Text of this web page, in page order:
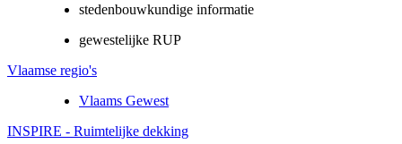
stedenbouwkundige informatie
gewestelijke RUP
Vlaamse regio's
Vlaams Gewest
INSPIRE - Ruimtelijke dekking